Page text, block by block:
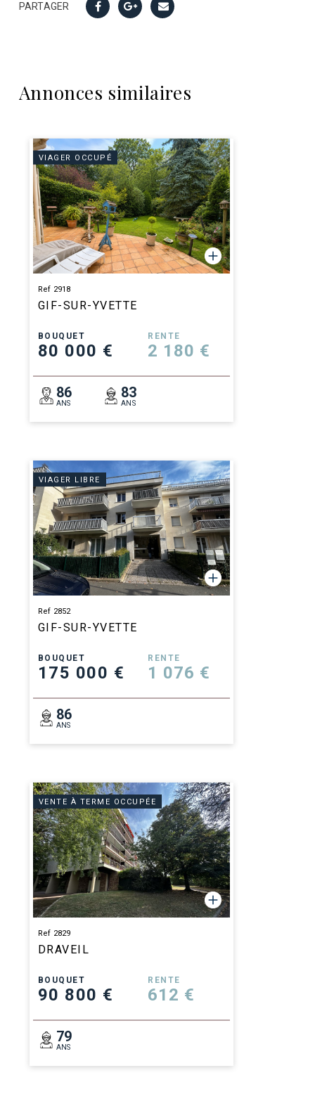
PARTAGER
Annonces similaires
VIAGER OCCUPÉ
Ref 2918
GIF-SUR-YVETTE
BOUQUET
80 000 €
RENTE
2 180 €
86
ANS
83
ANS
VIAGER LIBRE
Ref 2852
GIF-SUR-YVETTE
BOUQUET
175 000 €
RENTE
1 076 €
86
ANS
VENTE À TERME OCCUPÉE
Ref 2829
DRAVEIL
BOUQUET
90 800 €
RENTE
612 €
79
ANS